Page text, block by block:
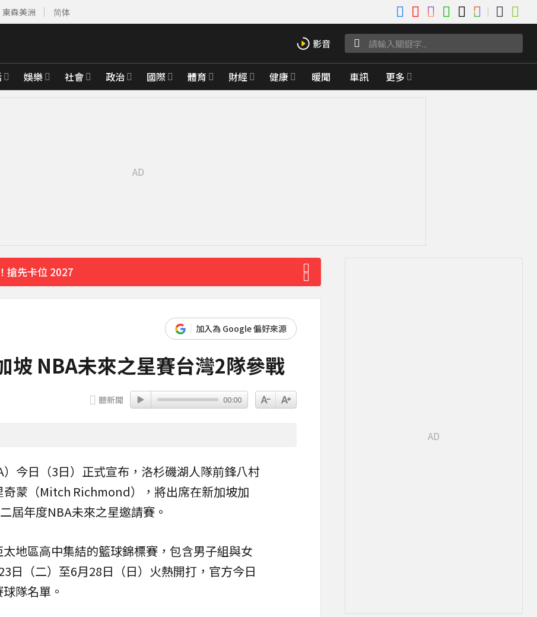
東森美洲 简体
娛樂 社會 政治 國際 體育 財經 健康 暖聞 車訊 更多
搶先卡位 2027
因」陳漢典壓力爆棚
7分鐘前
最大震度4級
28分鐘前
加入為 Google 偏好來源
坡 NBA未來之星賽台灣2隊參戰
聽新聞 00:00
）今日（3日）正式宣布，洛杉磯湖人隊前鋒八村
奇蒙（Mitch Richmond），將出席在新加坡加
屆年度NBA未來之星邀請賽 。
地區高中集結的籃球錦標賽，包含男子組與女
日（二）至6月28日（日）火熱開打，官方今日
隊名單。